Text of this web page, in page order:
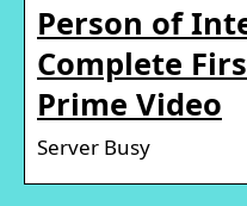
Person of
Complete
Prime Video
Server Busy